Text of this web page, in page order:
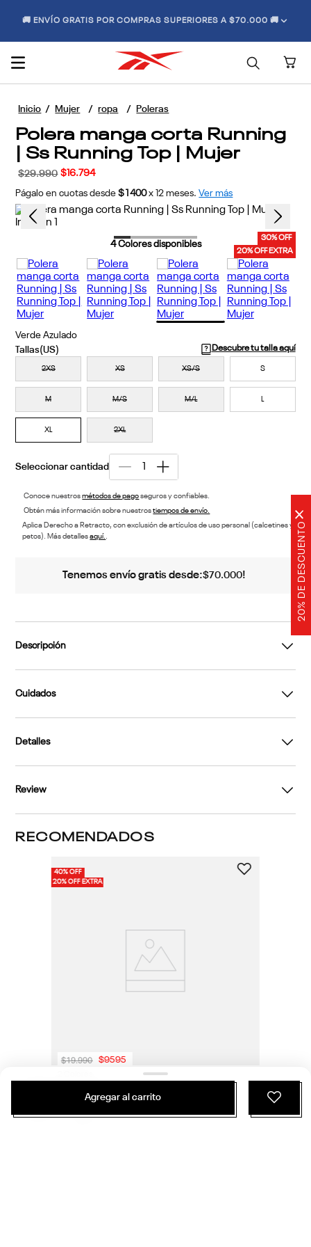
20% DE DESCUENTO
×
🚚 ENVÍO GRATIS POR COMPRAS SUPERIORES A $70.000 🚚
Mujer ropa Poleras
Polera manga corta Running
| Ss Running Top | Mujer
$29.990 $ 16.794
Págalo en cuotas desde $1400 x 12 meses. Ver más
30% OFF
20% OFF EXTRA
4Colores disponibles
Verde Azulado
Descubre tu talla aquí
2XS XS XS/S S
M M/S M/L L
XL 2XL
Conoce nuestrosmétodos de pagoseguros y confiables.
Obtén más información sobre nuestrostiempos de envío.
Aplica Derecho a Retracto, con exclusión de artículos de uso personal (calcetines y
petos). Más detallesaquí..
Tenemos envío gratis desde:$70.000!
Descripción
Cuidados
Detalles
Review
RECOMENDADOS
40% OFF
20% OFF EXTRA
Entrenamiento Funcional
$19.990 $9595
Agregar al carrito